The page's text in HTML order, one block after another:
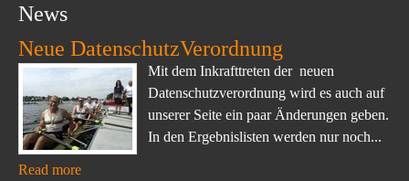
News
Neue DatenschutzVerordnung
Mit dem Inkrafttreten der neuen
Datenschutzverordnung wird es auch auf
unserer Seite ein paar Änderungen geben.
In den Ergebnislisten werden nur noch...
Read more